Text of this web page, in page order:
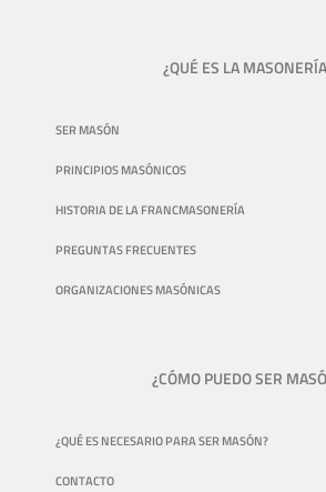
¿QUÉ ES LA
SER MASÓN
PRINCIPIOS MASÓNICOS
HISTORIA DE LA FRANCMASONERÍA
PREGUNTAS FRECUENTES
ORGANIZACIONES MASÓNICAS
¿CÓMO PUEDO SER
¿QUÉ ES NECESARIO PARA SER MASÓN?
CONTACTO